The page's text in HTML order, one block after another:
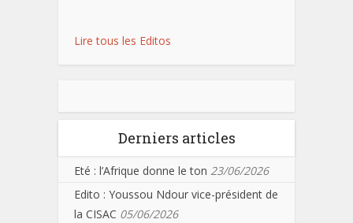
Lire tous les Editos
Derniers articles
Eté : l’Afrique donne le ton 23/06/2026
Edito : Youssou Ndour vice-président de
la CISAC 05/06/2026